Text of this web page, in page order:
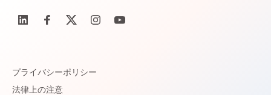
プライバシーポリシー
法律上の注意